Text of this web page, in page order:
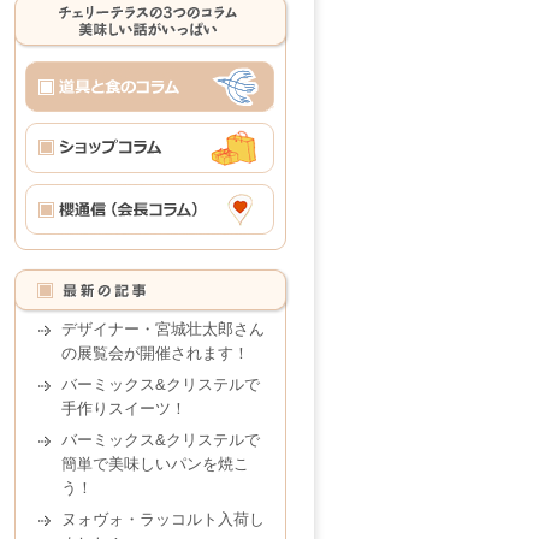
デザイナー・宮城壮太郎さん
の展覧会が開催されます！
バーミックス&クリステルで
手作りスイーツ！
バーミックス&クリステルで
簡単で美味しいパンを焼こ
う！
ヌォヴォ・ラッコルト入荷し